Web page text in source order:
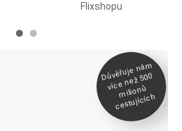
Flixshopu
Důvěřuje ná
m
více než 500
milionů
cestujících